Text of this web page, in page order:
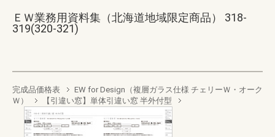
ＥＷ業務用資料集（北海道地域限定商品） 318-
319(320-321)
完成品価格表
EW for Design（複層ガラス仕様 チェリーＷ・オーク
Ｗ）
【引違い窓】単体引違い窓 半外付型